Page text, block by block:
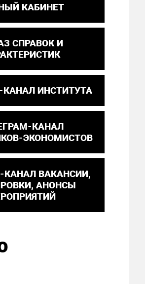
КАБИНЕТ
СПРАВОК И
КАНАЛ ИНСТИТУТА
КАНАЛ
ЭКОНОМИСТОВ
КАНАЛ ВАКАНСИИ,
АНОНСЫ